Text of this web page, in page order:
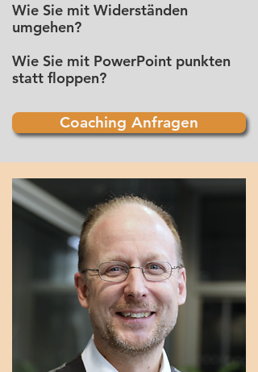
Wie Sie mit Widerständen
umgehen?
Wie Sie mit PowerPoint punkten
statt floppen?
Coaching Anfragen